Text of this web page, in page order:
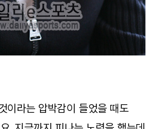
이라는 압박감이 들었을 때도